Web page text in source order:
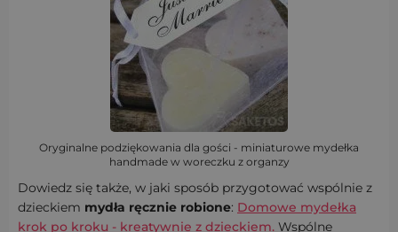
Oryginalne podziękowania dla gości - miniaturowe mydełka
handmade w woreczku z organzy
Dowiedz się także, w jaki sposób przygotować wspólnie z
dzieckiem mydła ręcznie robione: Domowe mydełka
krok po kroku - kreatywnie z dzieckiem. Wspólne